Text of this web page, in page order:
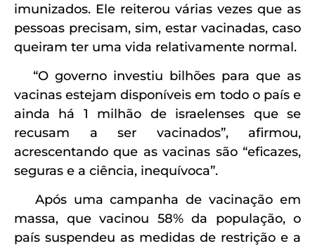
imunizados. Ele reiterou várias vezes que as
pessoas precisam, sim, estar vacinadas, caso
queiram ter uma vida relativamente normal.
“O governo investiu bilhões para que as
vacinas estejam disponíveis em todo o país e
ainda há 1 milhão de israelenses que se
recusam a ser vacinados”, afirmou,
acrescentando que as vacinas são “eficazes,
seguras e a ciência, inequívoca”.
Após uma campanha de vacinação em
massa, que vacinou 58% da população, o
país suspendeu as medidas de restrição e a